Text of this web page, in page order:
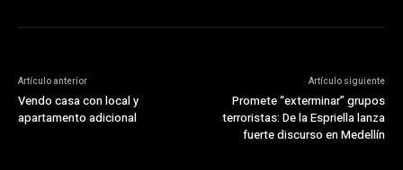
Artículo anterior
Vendo casa con local y
apartamento adicional
Artículo siguiente
Promete “exterminar” grupos
terroristas: De la Espriella lanza
fuerte discurso en Medellín